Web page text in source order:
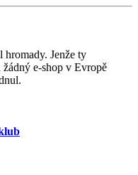
hromady. Jenže ty
žádný e-shop v Evropě